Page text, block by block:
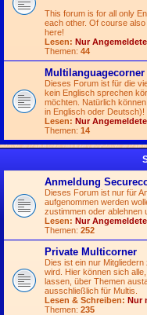
This forum is for all only
each other. Of course
here!
Lesen: Nur Angemeldete
Themen: 44
Multilanguagecorner
Dieses Forum ist für die
kein Englisch sprechen
möchten. Natürlich
in Englisch oder Deutsch)!
Lesen: Nur Angemeldete
Themen: 14
Anmeldung
Dieses Forum ist nur für
aufgenommen werden
zustimmen oder ablehnen
Lesen: Nur Angemeldete
Themen: 252
Private Multicorner
Dies ist ein nur
wird. Hier können sich
lassen, über Themen
ausschließlich für Multis.
Lesen & Schreiben: Nur
Themen: 235